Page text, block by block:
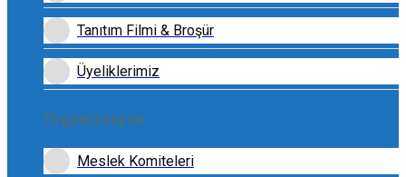
Tanıtım Filmi & Broşür
Üyeliklerimiz
Organizasyon
Meslek Komiteleri